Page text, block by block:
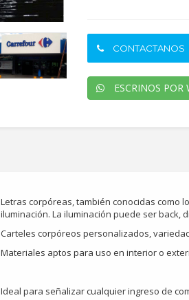
CONTACTANOS
ESCRINOS POR
Letras corpóreas, también conocidas como
iluminación. La iluminación puede ser back,
Carteles corpóreos personalizados,
Materiales aptos para uso en interior o
Ideal para señalizar cualquier ingreso de